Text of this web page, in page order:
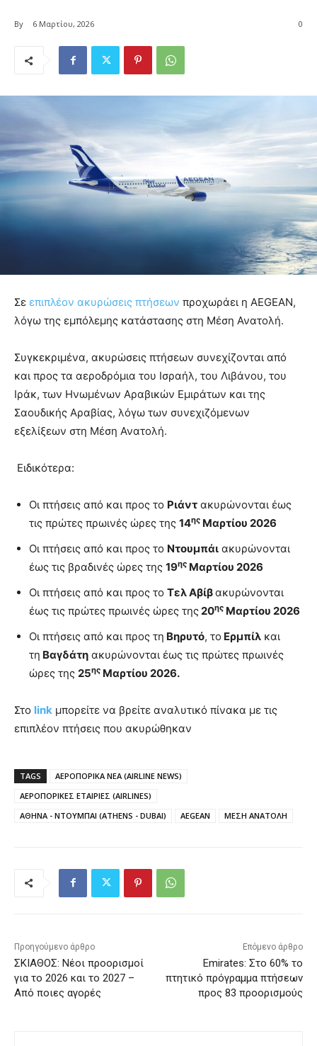
By 6 Μαρτίου, 2026 0
Σε επιπλέον ακυρώσεις πτήσεων προχωράει η AEGEAN,
λόγω της εμπόλεμης κατάστασης στη Μέση Ανατολή.
Συγκεκριμένα, ακυρώσεις πτήσεων συνεχίζονται από
και προς τα αεροδρόμια του Ισραήλ, του Λιβάνου, του
Ιράκ, των Ηνωμένων Αραβικών Εμιράτων και της
Σαουδικής Αραβίας, λόγω των συνεχιζόμενων
εξελίξεων στη Μέση Ανατολή.
Ειδικότερα:
Οι πτήσεις από και προς το Ριάντ ακυρώνονται έως
τις πρώτες πρωινές ώρες της 14ης Μαρτίου 2026
Οι πτήσεις από και προς το Ντουμπάι ακυρώνονται
έως τις βραδινές ώρες της 19ης Μαρτίου 2026
Οι πτήσεις από και προς το Τελ Αβίβακυρώνονται
έως τις πρώτες πρωινές ώρες της 20ης Μαρτίου 2026
Οι πτήσεις από και προς τη Βηρυτό, το Ερμπίλ και
τη Βαγδάτη ακυρώνονται έως τις πρώτες πρωινές
ώρες της 25ης Μαρτίου 2026.
Στο link μπορείτε να βρείτε αναλυτικό πίνακα με τις
επιπλέον πτήσεις που ακυρώθηκαν
TAGS
ΑΕΡΟΠΟΡΙΚΑ ΝΕΑ (AIRLINE NEWS)
ΑΕΡΟΠΟΡΙΚΕΣ ΕΤΑΙΡΙΕΣ (AIRLINES)
ΑΘΗΝΑ - ΝΤΟΥΜΠΑΙ (ATHENS - DUBAI)
AEGEAN ΜΕΣΗ ΑΝΑΤΟΛΗ
Προηγούμενο άρθρο
ΣΚΙΑΘΟΣ: Νέοι προορισμοί
για το 2026 και το 2027 –
Από ποιες αγορές
Επόμενο άρθρο
Emirates: Στο 60% το
πτητικό πρόγραμμα πτήσεων
προς 83 προορισμούς